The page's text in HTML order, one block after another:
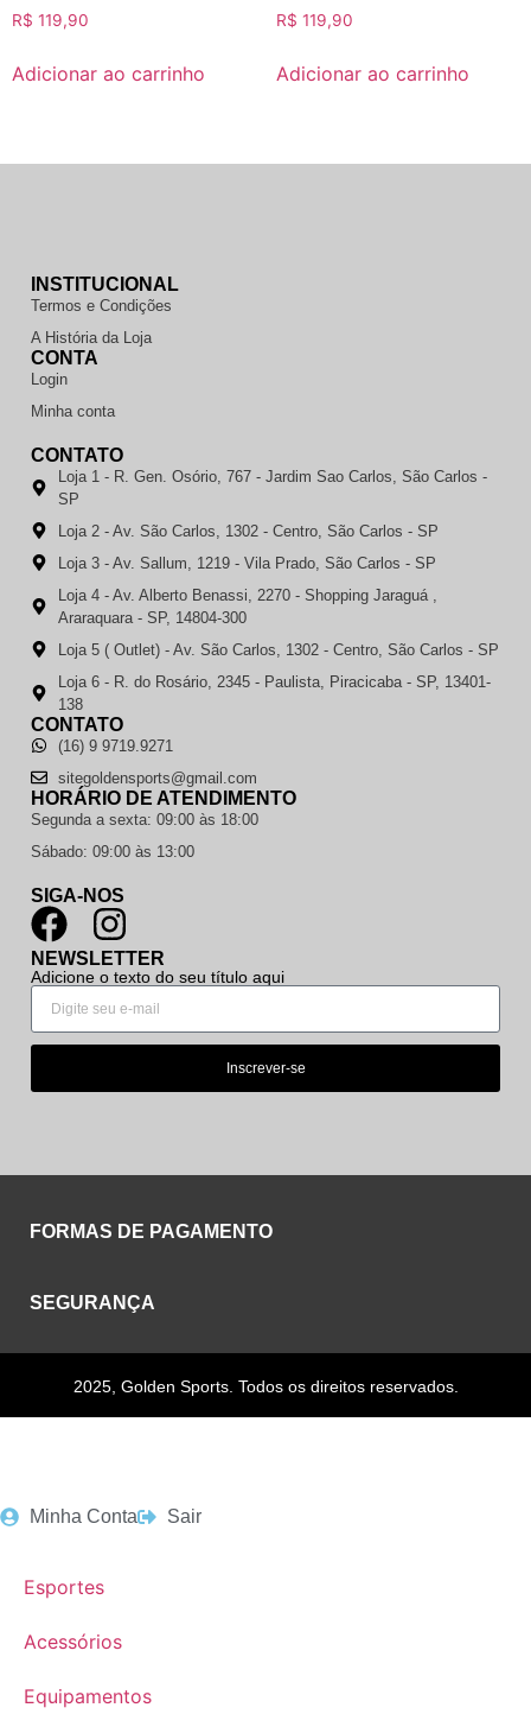
R$ 119,90
Adicionar ao carrinho
R$ 119,90
Adicionar ao carrinho
INSTITUCIONAL
Termos e Condições
A História da Loja
CONTA
Login
Minha conta
CONTATO
Loja 1 - R. Gen. Osório, 767 - Jardim Sao Carlos, São Carlos -
SP
Loja 2 - Av. São Carlos, 1302 - Centro, São Carlos - SP
Loja 3 - Av. Sallum, 1219 - Vila Prado, São Carlos - SP
Loja 4 - Av. Alberto Benassi, 2270 - Shopping Jaraguá ,
Araraquara - SP, 14804-300
Loja 5 ( Outlet) - Av. São Carlos, 1302 - Centro, São Carlos - SP
Loja 6 - R. do Rosário, 2345 - Paulista, Piracicaba - SP, 13401-
138
CONTATO
(16) 9 9719.9271
sitegoldensports@gmail.com
HORÁRIO DE ATENDIMENTO
Segunda a sexta: 09:00 às 18:00
Sábado: 09:00 às 13:00
SIGA-NOS
NEWSLETTER
Adicione o texto do seu título aqui
Inscrever-se
FORMAS DE PAGAMENTO
SEGURANÇA
2025, Golden Sports. Todos os direitos reservados.
Minha Conta Sair
Esportes
Acessórios
Equipamentos